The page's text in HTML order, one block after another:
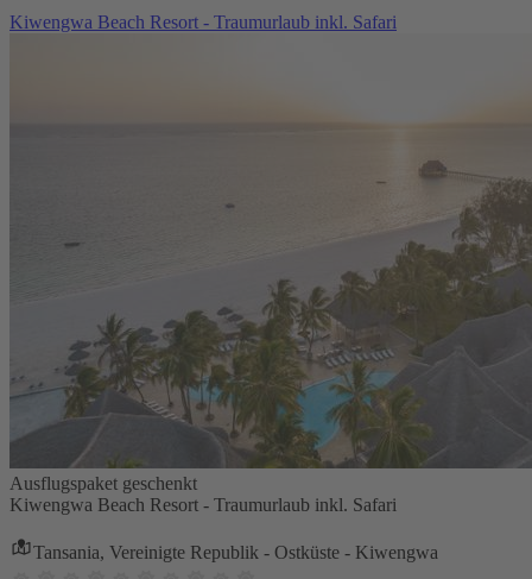
Kiwengwa Beach Resort - Traumurlaub inkl. Safari
Ausflugspaket geschenkt
Kiwengwa Beach Resort - Traumurlaub inkl. Safari
Tansania, Vereinigte Republik - Ostküste - Kiwengwa